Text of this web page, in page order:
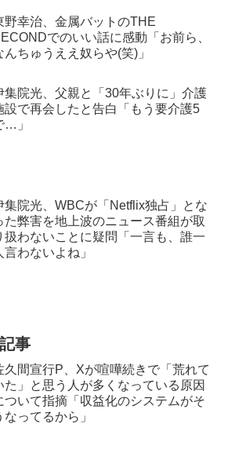
野幸治、金属バットのTHE
でのいい話に感動「お前ら、
んちゅうええ奴らや(笑)」
集院光、父親と「30年ぶりに」介護
設で再会したと告白「もう要介護5
…」
集院光、WBCが「Netflix独占」とな
た弊害を地上波のニュース番組が取
扱わないことに疑問「一言も、誰一
言わないよね」
事
久間宣行P、Xが喧嘩続きで「荒れて
た」と思う人が多くなっている原因
ついて指摘「収益化のシステムがそ
なってるから」